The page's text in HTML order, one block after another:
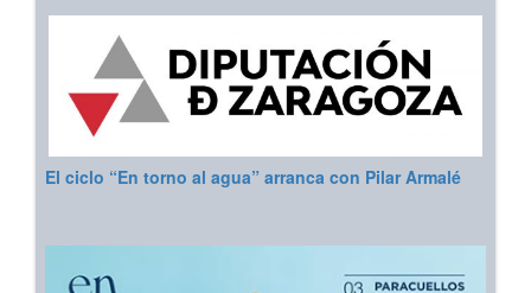
El ciclo “En torno al agua” arranca con Pilar Armalé